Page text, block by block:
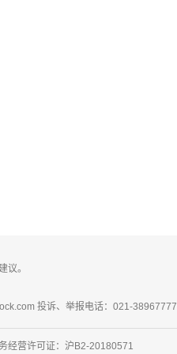
议。
投诉、举报电话：021-38967777
营许可证：沪B2-20180571